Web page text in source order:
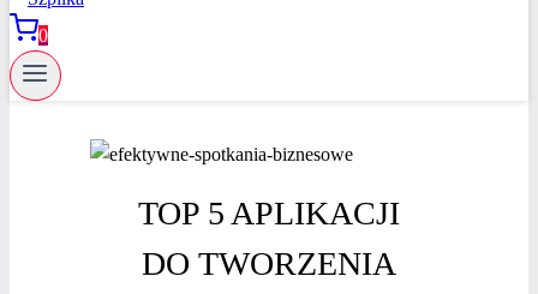
0
TOP 5 APLIKACJI
DO TWORZENIA